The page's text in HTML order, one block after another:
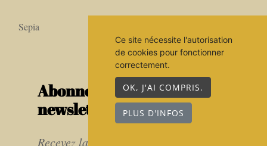
Sepia
Abonnez-vous à la
newsletter
Recevez la newsletter de nos chats : les
Ce site nécessite l'autorisation
de cookies pour fonctionner
correctement.
OK, J'AI COMPRIS.
PLUS D'INFOS